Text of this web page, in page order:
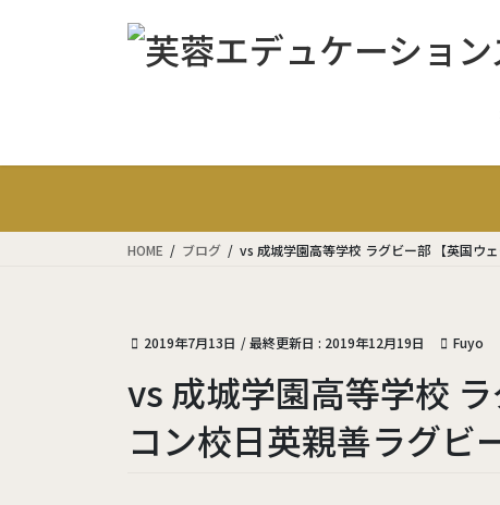
移
ン
HOME ブログ vs 成城学園高等学校 ラグビー部 【英国ウ
2019年7月13日 / 最終更新日 : 2019年12月19日 Fuyo
vs 成城学園高等学校
コン校日英親善ラグビ